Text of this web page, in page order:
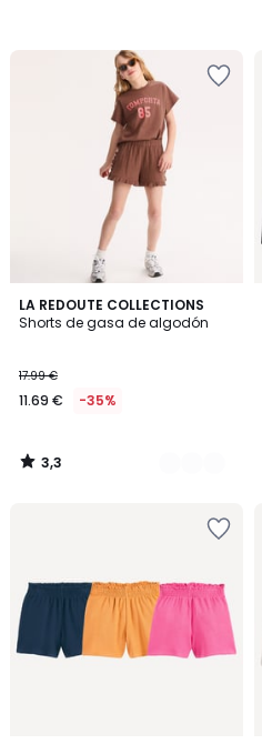
LA REDOUTE COLLECTIONS
Shorts de gasa de algodón
17.99 €
11.69 € -35%
3,3
/ 5
2
Colores
3,3
/